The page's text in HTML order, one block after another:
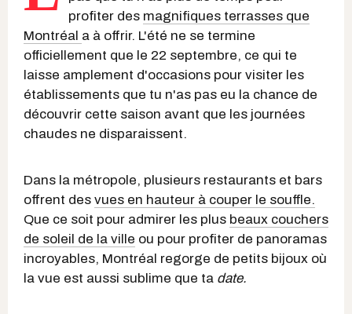
profiter des magnifiques terrasses que
Montréal a à offrir. L'été ne se termine
officiellement que le 22 septembre, ce qui te
laisse amplement d'occasions pour visiter les
établissements que tu n'as pas eu la chance de
découvrir cette saison avant que les journées
chaudes ne disparaissent.
Dans la métropole, plusieurs restaurants et bars
offrent des vues en hauteur à couper le souffle.
Que ce soit pour admirer les plus beaux couchers
de soleil de la ville ou pour profiter de panoramas
incroyables, Montréal regorge de petits bijoux où
la vue est aussi sublime que ta date.